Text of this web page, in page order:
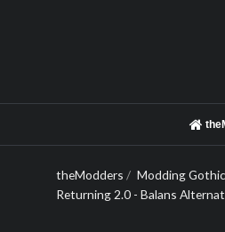
theModders / Modding
Returning 2.0 - Balans